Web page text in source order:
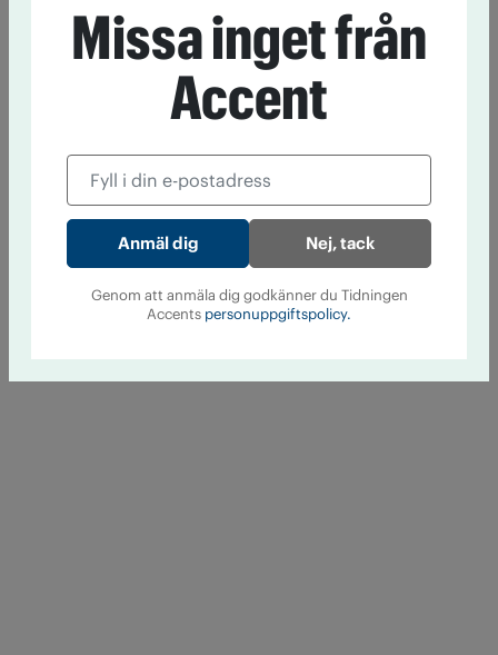
Missa inget från
Accent
Nej, tack
Genom att anmäla dig godkänner du Tidningen
Accents personuppgiftspolicy.